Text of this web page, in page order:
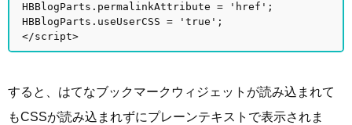
HBBlogParts.permalinkAttribute = 'href';
HBBlogParts.useUserCSS = 'true';
</script>
すると、はてなブックマークウィジェットが読み込まれて
もCSSが読み込まれずにプレーンテキストで表示されま